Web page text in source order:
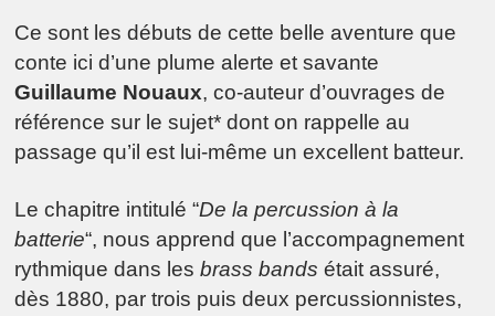
Ce sont les débuts de cette belle aventure que
conte ici d’une plume alerte et savante
Guillaume Nouaux, co-auteur d’ouvrages de
référence sur le sujet* dont on rappelle au
passage qu’il est lui-même un excellent batteur.
Le chapitre intitulé “De la percussion à la
batterie“, nous apprend que l’accompagnement
rythmique dans lesbrass bandsétait assuré,
dès 1880, par trois puis deux percussionnistes,